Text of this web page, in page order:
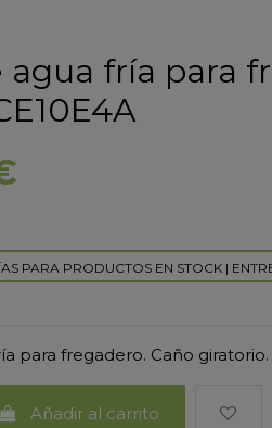
agua fría para
PARA PRODUCTOS EN STOCK |
para fregadero. Caño
Añadir al carrito